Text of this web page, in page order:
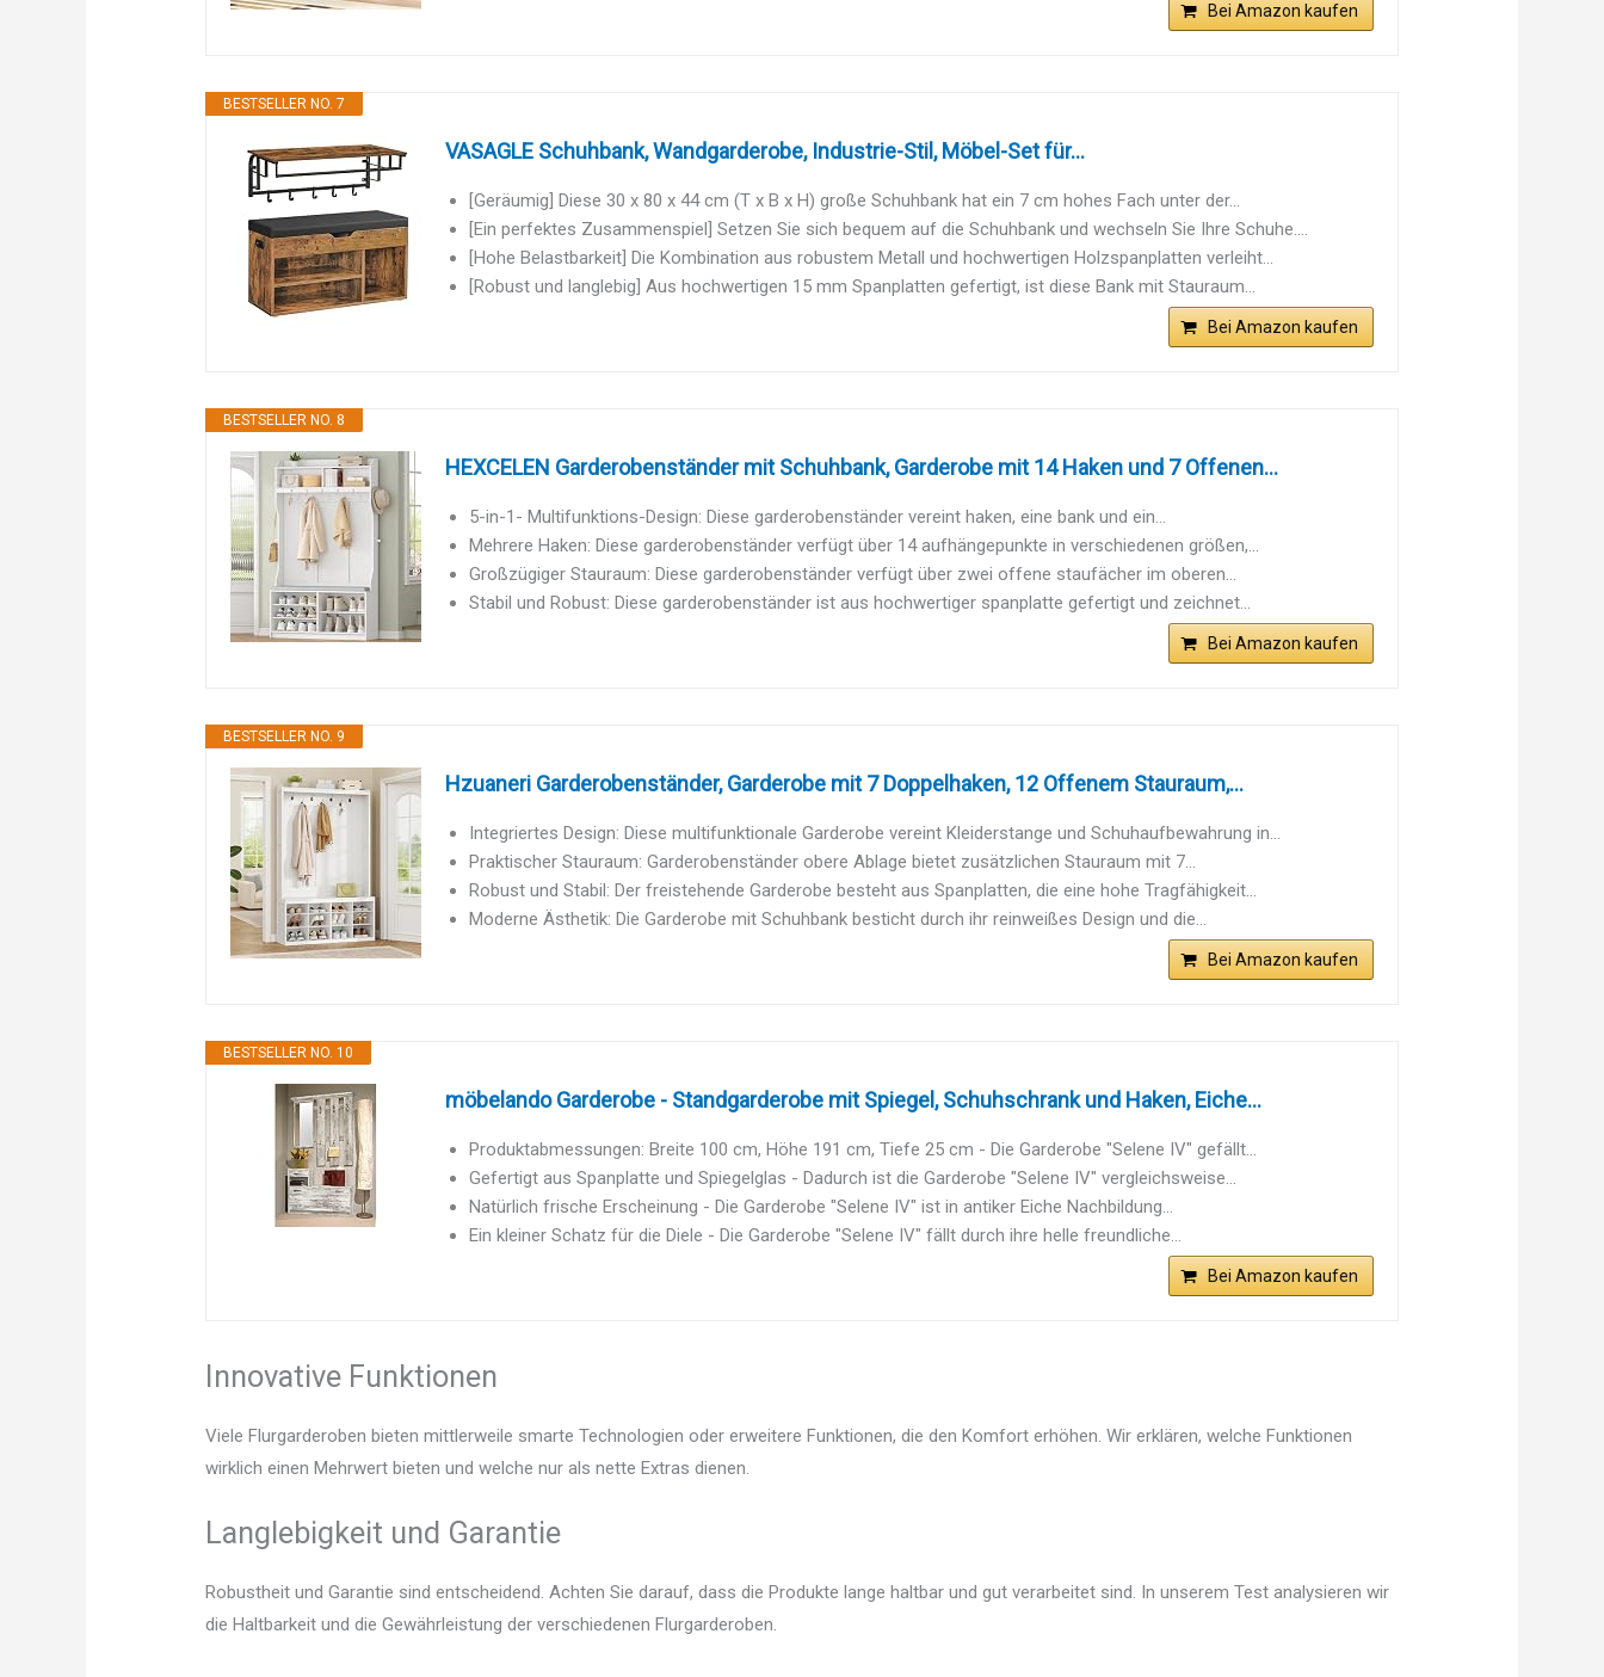
Bei Amazon kaufen
BESTSELLER NO. 7
VASAGLE Schuhbank, Wandgarderobe, Industrie-Stil, Möbel-Set für...
[Geräumig] Diese 30 x 80 x 44 cm (T x B x H) große Schuhbank hat ein 7 cm hohes Fach unter der...
[Ein perfektes Zusammenspiel] Setzen Sie sich bequem auf die Schuhbank und wechseln Sie Ihre Schuhe....
[Hohe Belastbarkeit] Die Kombination aus robustem Metall und hochwertigen Holzspanplatten verleiht...
[Robust und langlebig] Aus hochwertigen 15 mm Spanplatten gefertigt, ist diese Bank mit Stauraum...
Bei Amazon kaufen
BESTSELLER NO. 8
HEXCELEN Garderobenständer mit Schuhbank, Garderobe mit 14 Haken und 7 Offenen...
5-in-1- Multifunktions-Design: Diese garderobenständer vereint haken, eine bank und ein...
Mehrere Haken: Diese garderobenständer verfügt über 14 aufhängepunkte in verschiedenen größen,...
Großzügiger Stauraum: Diese garderobenständer verfügt über zwei offene staufächer im oberen...
Stabil und Robust: Diese garderobenständer ist aus hochwertiger spanplatte gefertigt und zeichnet...
Bei Amazon kaufen
BESTSELLER NO. 9
Hzuaneri Garderobenständer, Garderobe mit 7 Doppelhaken, 12 Offenem Stauraum,...
Integriertes Design: Diese multifunktionale Garderobe vereint Kleiderstange und Schuhaufbewahrung in...
Praktischer Stauraum: Garderobenständer obere Ablage bietet zusätzlichen Stauraum mit 7...
Robust und Stabil: Der freistehende Garderobe besteht aus Spanplatten, die eine hohe Tragfähigkeit...
Moderne Ästhetik: Die Garderobe mit Schuhbank besticht durch ihr reinweißes Design und die...
Bei Amazon kaufen
BESTSELLER NO. 10
möbelando Garderobe - Standgarderobe mit Spiegel, Schuhschrank und Haken, Eiche...
Produktabmessungen: Breite 100 cm, Höhe 191 cm, Tiefe 25 cm - Die Garderobe "Selene IV" gefällt...
Gefertigt aus Spanplatte und Spiegelglas - Dadurch ist die Garderobe "Selene IV" vergleichsweise...
Natürlich frische Erscheinung - Die Garderobe "Selene IV" ist in antiker Eiche Nachbildung...
Ein kleiner Schatz für die Diele - Die Garderobe "Selene IV" fällt durch ihre helle freundliche...
Bei Amazon kaufen
Innovative Funktionen
Viele Flurgarderoben bieten mittlerweile smarte Technologien oder erweitere Funktionen, die den Komfort erhöhen. Wir erklären, welche Funktionen
wirklich einen Mehrwert bieten und welche nur als nette Extras dienen.
Langlebigkeit und Garantie
Robustheit und Garantie sind entscheidend. Achten Sie darauf, dass die Produkte lange haltbar und gut verarbeitet sind. In unserem Test analysieren wir
die Haltbarkeit und die Gewährleistung der verschiedenen Flurgarderoben.